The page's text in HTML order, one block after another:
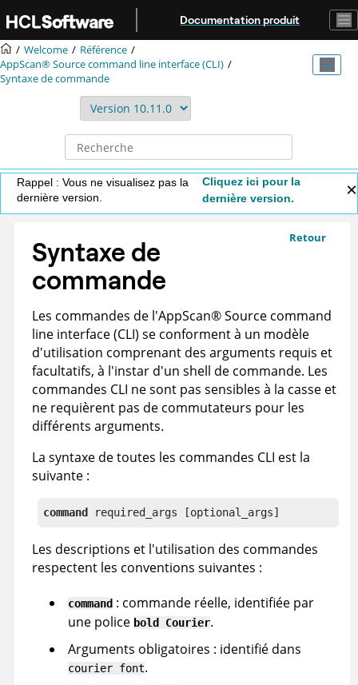
Aller au contenu principal
Documentation produit
Welcome
Référence
AppScan® Source command line interface (CLI)
Syntaxe de commande
Rappel : Vous ne visualisez pas la
dernière version.
Cliquez ici pour la
dernière version.
Retour
Syntaxe de
commande
Les commandes de l'AppScan®Source command
line interface (CLI) se conforment à un modèle
d'utilisation comprenant des arguments requis et
facultatifs, à l'instar d'un shell de commande. Les
commandes CLI ne sont pas sensibles à la casse et
ne requièrent pas de commutateurs pour les
différents arguments.
La syntaxe de toutes les commandes CLI est la
suivante :
command required_args [optional_args]
Les descriptions et l'utilisation des commandes
respectent les conventions suivantes :
command : commande réelle, identifiée par
une police bold Courier.
Arguments obligatoires : identifié dans
courier font.